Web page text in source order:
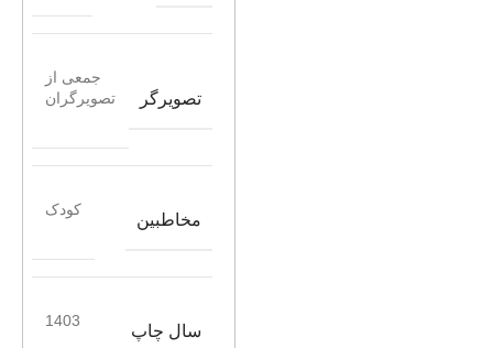
تصویرگر
جمعی از
تصویرگران
مخاطبین
کودک
سال چاپ
1403